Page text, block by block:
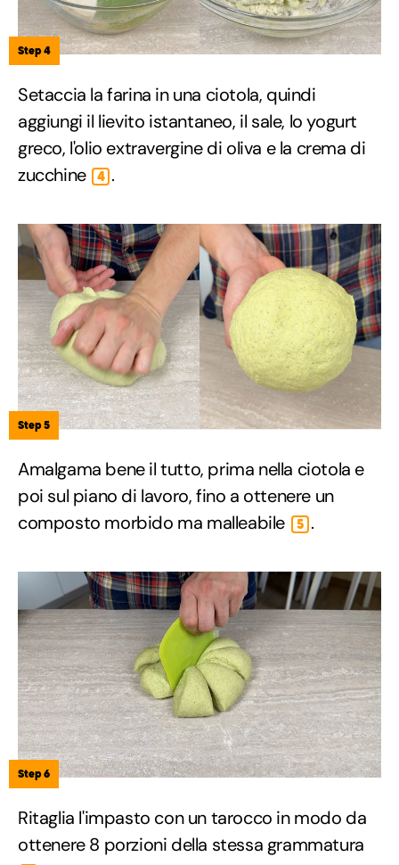
Step 4
Setaccia la farina in una ciotola, quindi
aggiungi il lievito istantaneo, il sale, lo yogurt
greco, l'olio extravergine di oliva e la crema di
zucchine
4 .
Step 5
Amalgama bene il tutto, prima nella ciotola e
poi sul piano di lavoro, fino a ottenere un
composto morbido ma malleabile
5 .
Step 6
Ritaglia l'impasto con un tarocco in modo da
ottenere 8 porzioni della stessa grammatura